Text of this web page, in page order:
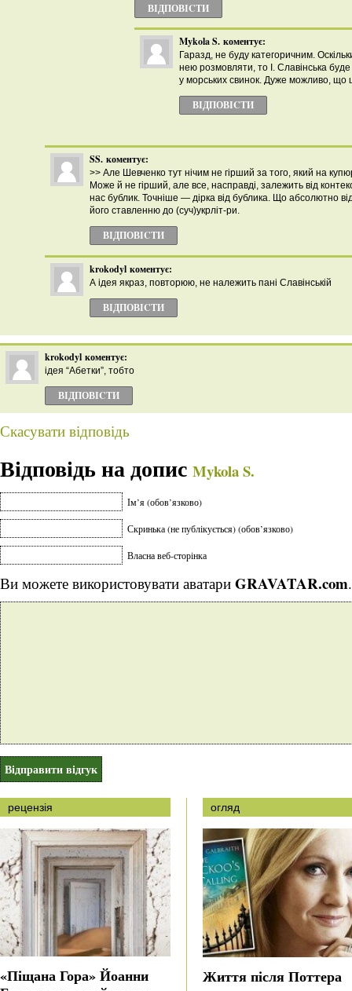
ВІДПОВІCТИ
Mykola S. коментує:
Гаразд, не буду категоричним.
нею розмовляти, то І. Славінська
у морських свинок. Дуже можливо, що
ВІДПОВІCТИ
SS. коментує:
>> Але Шевченко тут нічим не гірший за того, який на
Може й не гірший, але все, насправді, залежить від
нас бублик. Точніше — дірка від бублика. Що абсолютно
його ставленню до (суч)укрліт-ри.
ВІДПОВІCТИ
krokodyl коментує:
А ідея якраз, повторюю, не належить пані Славінській
ВІДПОВІCТИ
krokodyl коментує:
ідея “Абетки”, тобто
ВІДПОВІCТИ
Скасувати відповідь
Відповідь на допис Mykola S.
Ім’я (обов’язково)
Скринька (не публікується) (обов’язково)
Власна веб-сторінка
Ви можете використовувати аватари GRAVATAR.com.
рецензія
«Піщана Гора» Йоанни
огляд
Життя після Поттера